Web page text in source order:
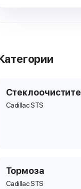
Cadillac STS
Тормоза
Cadillac STS